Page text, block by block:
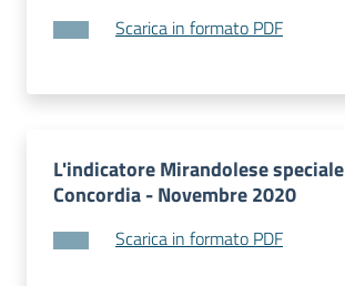
Scarica in formato PDF
L'indicatore Mirandolese speciale
Concordia - Novembre 2020
Scarica in formato PDF